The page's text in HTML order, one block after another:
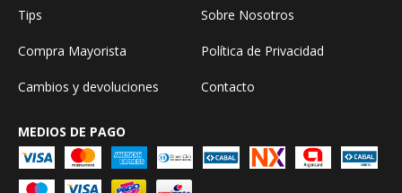
Tips Sobre Nosotros
Compra Mayorista Política de Privacidad
Cambios y devoluciones Contacto
MEDIOS DE PAGO